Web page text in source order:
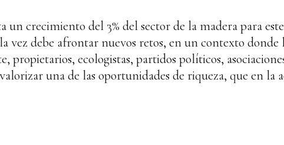
un crecimiento del 3% del sector de la madera para
vez debe afrontar nuevos retos, en un contexto donde
propietarios, ecologistas, partidos políticos,
una de las oportunidades de riqueza, que en la